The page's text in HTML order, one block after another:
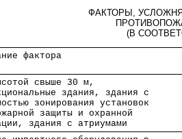
ФАКТОРЫ,
(В
фактора
высотой свыше 30 м,
здания, здания с
зонирования установок
защиты и охранной
здания с атриумами